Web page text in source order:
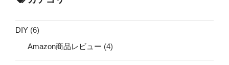
DIY (6)
Amazon商品レビュー (4)